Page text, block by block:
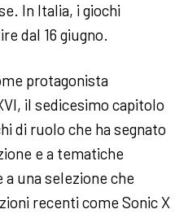
In Italia, i giochi
dal 16 giugno.
protagonista
il sedicesimo capitolo
di ruolo che ha segnato
e a tematiche
una selezione che
recenti come Sonic X